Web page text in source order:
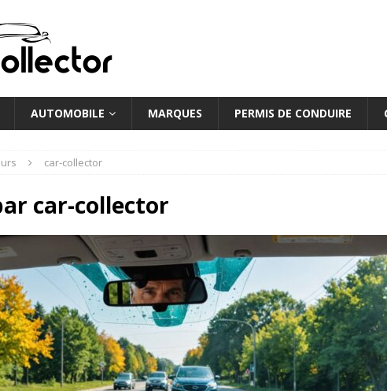
AUTOMOBILE MARQUES PERMIS DE CONDUIRE
car-collector
car-collector